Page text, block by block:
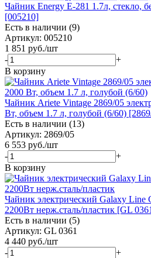
Чайник Energy E-281 1.7л, стекло,
[005210]
Есть в наличии (9)
Артикул: 005210
1 851 руб./шт
-
+
В корзину
Чайник Ariete Vintage 2869/05
Вт, объем 1.7 л, голубой (6/60)
Есть в наличии (13)
Артикул: 2869/05
6 553 руб./шт
-
+
В корзину
Чайник электрический Galaxy Line
2200Вт нерж.сталь/пластик [GL
Есть в наличии (5)
Артикул: GL 0361
4 440 руб./шт
-
+